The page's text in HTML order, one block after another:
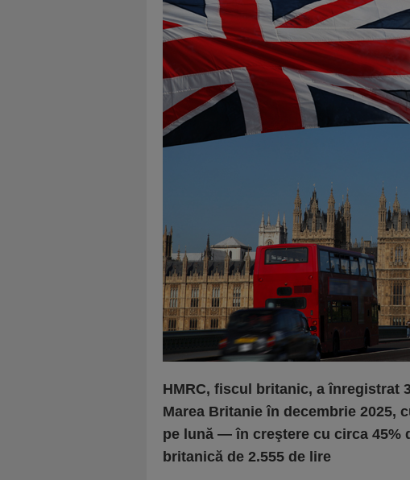
HMRC, fiscul britanic, a înregistrat
Marea Britanie în decembrie 2025,
pe lună — în creştere cu circa 45%
britanică de 2.555 de lire